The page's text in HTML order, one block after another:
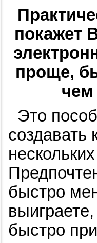
покажет
проще,
Это
создавать
быстро
быстро